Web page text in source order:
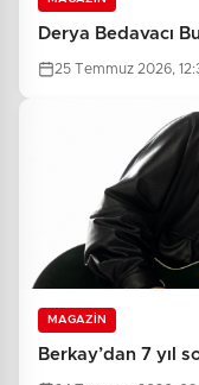
Derya Bedavacı
25 Temmuz 2026,
MAGAZİN
Berkay’dan 7 yıl